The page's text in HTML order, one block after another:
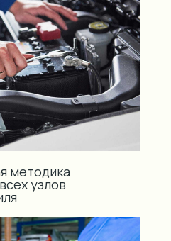
методика
узлов